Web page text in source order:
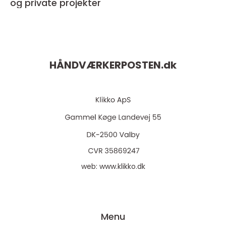
og private projekter
HÅNDVÆRKERPOSTEN.dk
web: www.klikko.dk
Menu